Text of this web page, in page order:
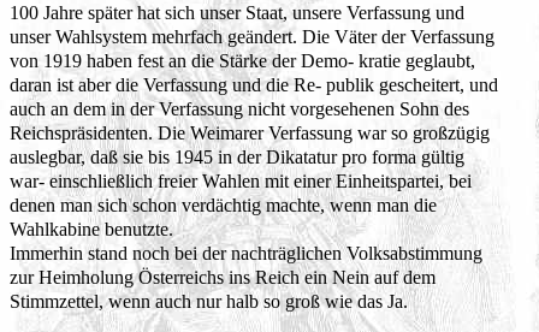
100 Jahre später hat sich unser Staat, unsere Verfassung und
unser Wahlsystem mehrfach geändert. Die Väter der Verfassung
von 1919 haben fest an die Stärke der Demo- kratie geglaubt,
daran ist aber die Verfassung und die Re- publik gescheitert, und
auch an dem in der Verfassung nicht vorgesehenen Sohn des
Reichspräsidenten. Die Weimarer Verfassung war so großzügig
auslegbar, daß sie bis 1945 in der Dikatatur pro forma gültig
war- einschließlich freier Wahlen mit einer Einheitspartei, bei
denen man sich schon verdächtig machte, wenn man die
Wahlkabine benutzte.
Immerhin stand noch bei der nachträglichen Volksabstimmung
zur Heimholung Österreichs ins Reich ein Nein auf dem
Stimmzettel, wenn auch nur halb so groß wie das Ja.